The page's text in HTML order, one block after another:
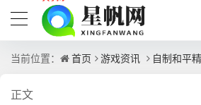
当前位置： 首页 游戏资讯 自制和平精英纸
正文